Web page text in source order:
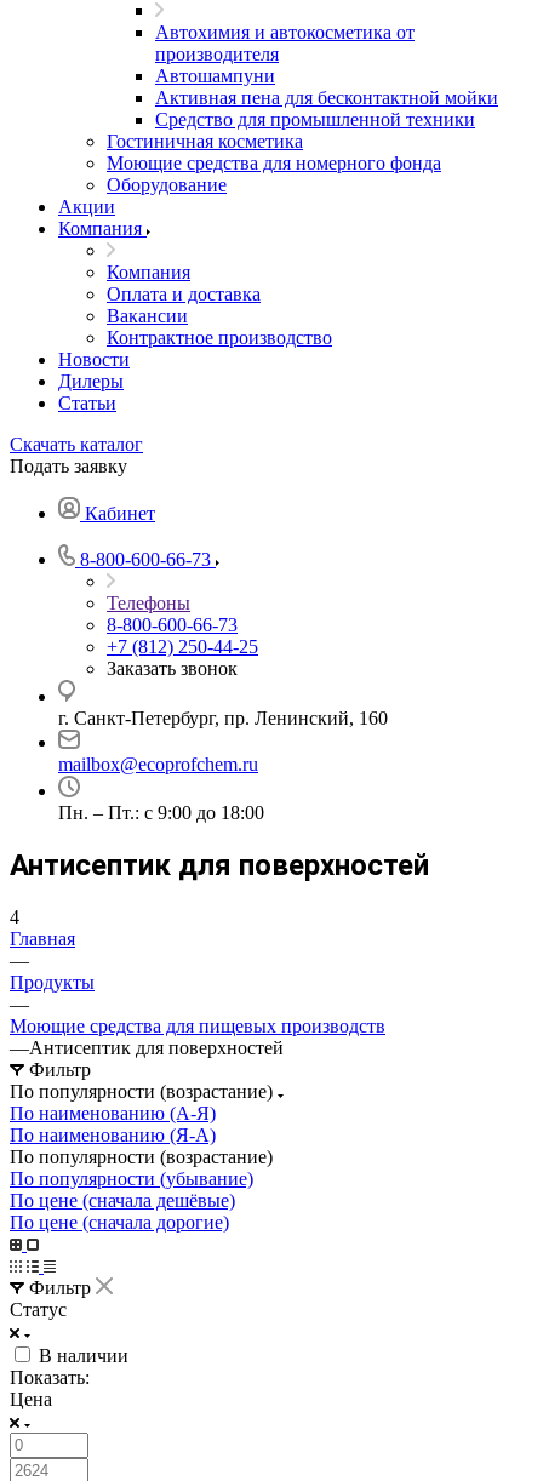
Автохимия и автокосметика от
производителя
Автошампуни
Активная пена для бесконтактной мойки
Средство для промышленной техники
Гостиничная косметика
Моющие средства для номерного фонда
Оборудование
Акции
Компания
Компания
Оплата и доставка
Вакансии
Контрактное производство
Новости
Дилеры
Статьи
Скачать каталог
Подать заявку
Кабинет
8-800-600-66-73
Телефоны
8-800-600-66-73
+7 (812) 250-44-25
Заказать звонок
г. Санкт-Петербург, пр. Ленинский, 160
mailbox@ecoprofchem.ru
Пн. – Пт.: с 9:00 до 18:00
Антисептик для поверхностей
4
Главная
—
Продукты
—
Моющие средства для пищевых производств
—Антисептик для поверхностей
Фильтр
По популярности (возрастание)
По наименованию (А-Я)
По наименованию (Я-А)
По популярности (возрастание)
По популярности (убывание)
По цене (сначала дешёвые)
По цене (сначала дорогие)
Фильтр
Статус
В наличии
Показать:
Цена